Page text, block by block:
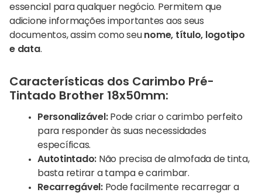
essencial para qualquer negócio. Permitem que
adicione informações importantes aos seus
documentos, assim como seu nome, título, logotipo
e data.
Características dos Carimbo Pré-
Tintado Brother 18x50mm:
Personalizável:Pode criar o carimbo perfeito
para responder às suas necessidades
específicas.
Autotintado: Não precisa de almofada de tinta,
basta retirar a tampa e carimbar.
Recarregável:Pode facilmente recarregar a